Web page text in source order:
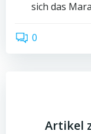
sich das
0
Artikel